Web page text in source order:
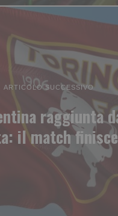
ARTICOLO SUCCESSIVO
raggiunta
il match finisce